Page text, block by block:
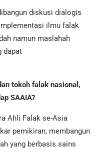
diskusi dialogis
ilmu falak
namun maslahah
dapat
tokoh falak nasional,
SAAIA?
Ahli Falak se-Asia
pemikiran, membangun
yang berbasis sains